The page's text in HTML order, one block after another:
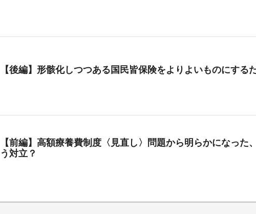
【後編】形骸化しつつある国民皆保険をよりよいものにする
【前編】高額療養費制度〈見直し〉問題から明らかになった
う対立？